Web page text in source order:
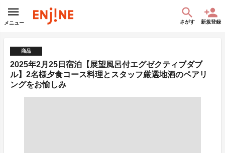
メニュー さがす 新規登録
商品
2025年2月25日宿泊【展望風呂付エグゼクティブダブ
ル】2名様夕食コース料理とスタッフ厳選地酒のペアリ
ングをお愉しみ